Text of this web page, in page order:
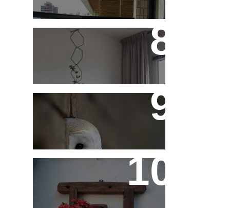
Treliças, Ganchos e
Suportes - Parte 1
Fotos de Domingo - As
Melhores da Semana
Madeira - Painéis e
Vasos de Parede